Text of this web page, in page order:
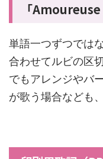
「
単語一つずつでは
合わせてルビの区
でもアレンジやバ
が歌う場合なども